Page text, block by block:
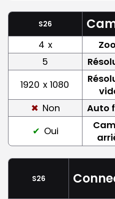
S26
4 x
5
1920 x 1080
Non
Auto
Oui
S26